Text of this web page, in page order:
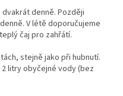
denně. Později
V létě doporučujeme
čaj pro zahřátí.
stejně jako při hubnutí.
litry obyčejné vody (bez